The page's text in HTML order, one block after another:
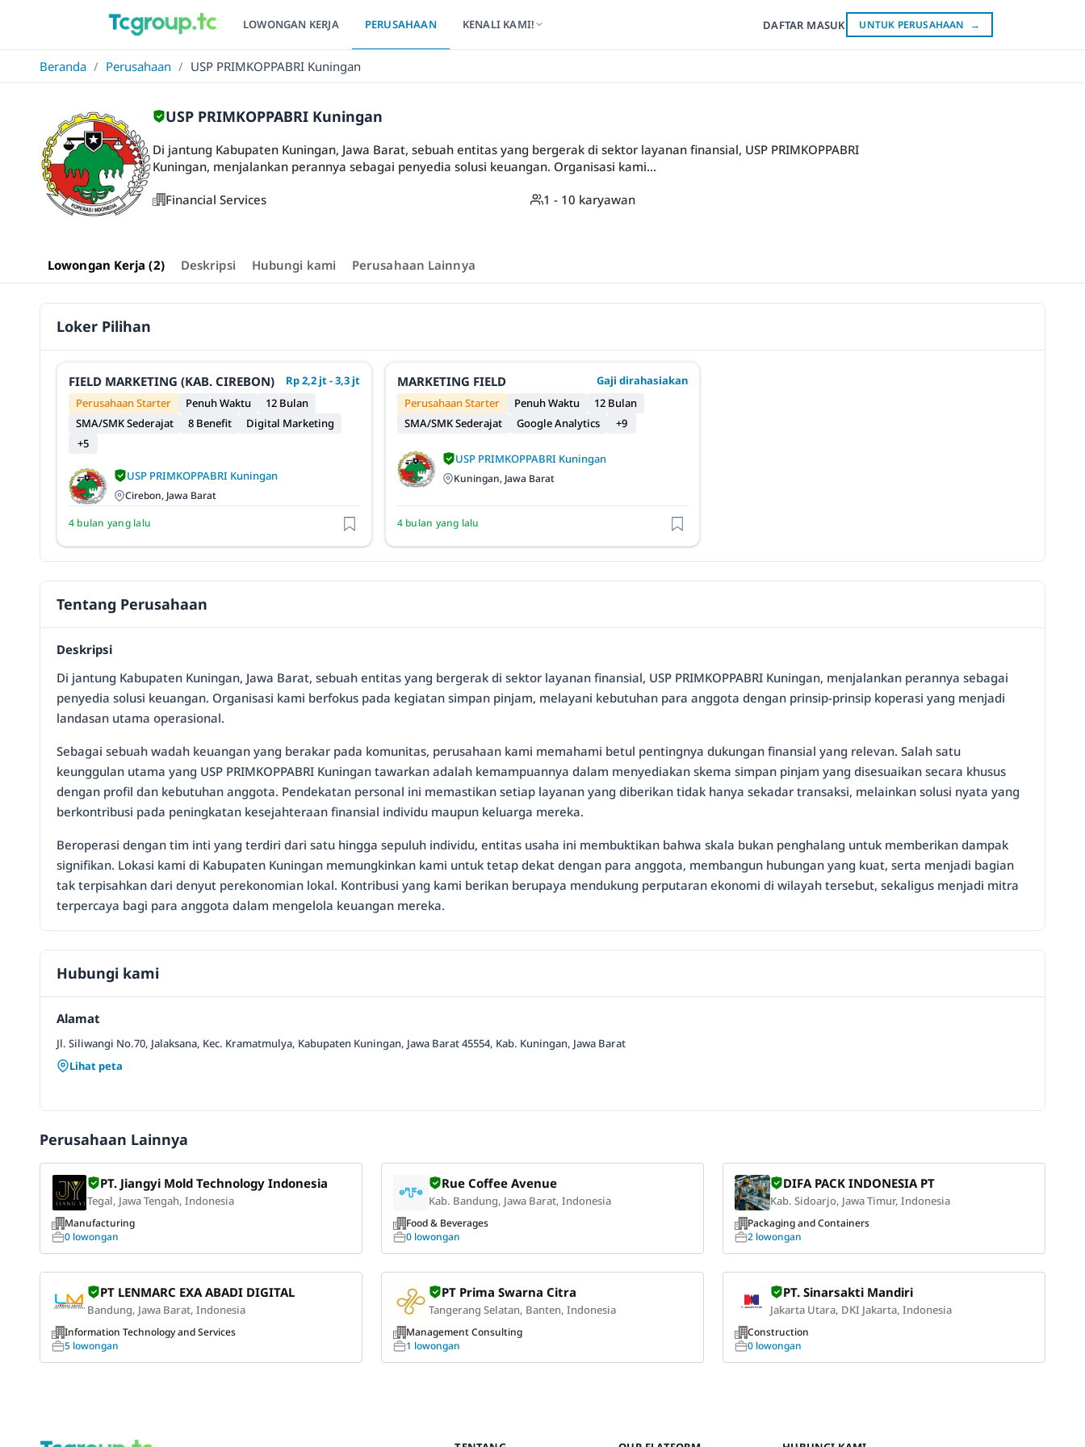
LOWONGAN KERJA PERUSAHAAN KENALI KAMI! DAFTAR MASUK UNTUK PERUSAHAAN →
Beranda / Perusahaan / USP PRIMKOPPABRI Kuningan
USP PRIMKOPPABRI Kuningan
Di jantung Kabupaten Kuningan, Jawa Barat, sebuah entitas yang bergerak di sektor layanan finansial, USP PRIMKOPPABRI
Kuningan, menjalankan perannya sebagai penyedia solusi keuangan. Organisasi kami...
Financial Services 1 - 10 karyawan
Lowongan Kerja (2) Deskripsi Hubungi kami Perusahaan Lainnya
Loker Pilihan
FIELD MARKETING (KAB. CIREBON)
Rp 2,2 jt - 3,3 jt
Perusahaan Starter
Penuh Waktu
12 Bulan
SMA/SMK Sederajat
8 Benefit
Digital Marketing
+5
USP PRIMKOPPABRI Kuningan
Cirebon, Jawa Barat
4 bulan yang lalu
MARKETING FIELD
Gaji dirahasiakan
Perusahaan Starter
Penuh Waktu
12 Bulan
SMA/SMK Sederajat
Google Analytics +9
USP PRIMKOPPABRI Kuningan
Kuningan, Jawa Barat
4 bulan yang lalu
Tentang Perusahaan
Deskripsi
Di jantung Kabupaten Kuningan, Jawa Barat, sebuah entitas yang bergerak di sektor layanan finansial, USP PRIMKOPPABRI Kuningan, menjalankan perannya sebagai
penyedia solusi keuangan. Organisasi kami berfokus pada kegiatan simpan pinjam, melayani kebutuhan para anggota dengan prinsip-prinsip koperasi yang menjadi
landasan utama operasional.
Sebagai sebuah wadah keuangan yang berakar pada komunitas, perusahaan kami memahami betul pentingnya dukungan finansial yang relevan. Salah satu
keunggulan utama yang USP PRIMKOPPABRI Kuningan tawarkan adalah kemampuannya dalam menyediakan skema simpan pinjam yang disesuaikan secara khusus
dengan profil dan kebutuhan anggota. Pendekatan personal ini memastikan setiap layanan yang diberikan tidak hanya sekadar transaksi, melainkan solusi nyata yang
berkontribusi pada peningkatan kesejahteraan finansial individu maupun keluarga mereka.
Beroperasi dengan tim inti yang terdiri dari satu hingga sepuluh individu, entitas usaha ini membuktikan bahwa skala bukan penghalang untuk memberikan dampak
signifikan. Lokasi kami di Kabupaten Kuningan memungkinkan kami untuk tetap dekat dengan para anggota, membangun hubungan yang kuat, serta menjadi bagian
tak terpisahkan dari denyut perekonomian lokal. Kontribusi yang kami berikan berupaya mendukung perputaran ekonomi di wilayah tersebut, sekaligus menjadi mitra
terpercaya bagi para anggota dalam mengelola keuangan mereka.
Hubungi kami
Alamat
Jl. Siliwangi No.70, Jalaksana, Kec. Kramatmulya, Kabupaten Kuningan, Jawa Barat 45554, Kab. Kuningan, Jawa Barat
Lihat peta
Perusahaan Lainnya
PT. Jiangyi Mold Technology Indonesia
Tegal, Jawa Tengah, Indonesia
Manufacturing
0 lowongan
Rue Coffee Avenue
Kab. Bandung, Jawa Barat, Indonesia
Food & Beverages
0 lowongan
DIFA PACK INDONESIA PT
Kab. Sidoarjo, Jawa Timur, Indonesia
Packaging and Containers
2 lowongan
PT LENMARC EXA ABADI DIGITAL
Bandung, Jawa Barat, Indonesia
Information Technology and Services
5 lowongan
PT Prima Swarna Citra
Tangerang Selatan, Banten, Indonesia
Management Consulting
1 lowongan
PT. Sinarsakti Mandiri
Jakarta Utara, DKI Jakarta, Indonesia
Construction
0 lowongan